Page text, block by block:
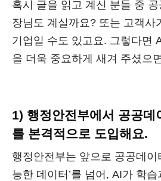
혹시 글을 읽고 계신 분들 중
장님도 계실까요? 또는 고객사
기업일 수도 있고요. 그렇다면
을 더욱 중요하게 새겨 주셨으
1) 행정안전부에서 공공
를 본격적으로 도입해요.
행정안전부는 앞으로 공공데이
능한 데이터’를 넘어, AI가 학